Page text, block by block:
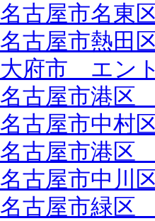
名古屋市名東
名古屋市熱
大府市 エン
名古屋市港
名古屋市中
名古屋市港
名古屋市中川
名古屋市緑